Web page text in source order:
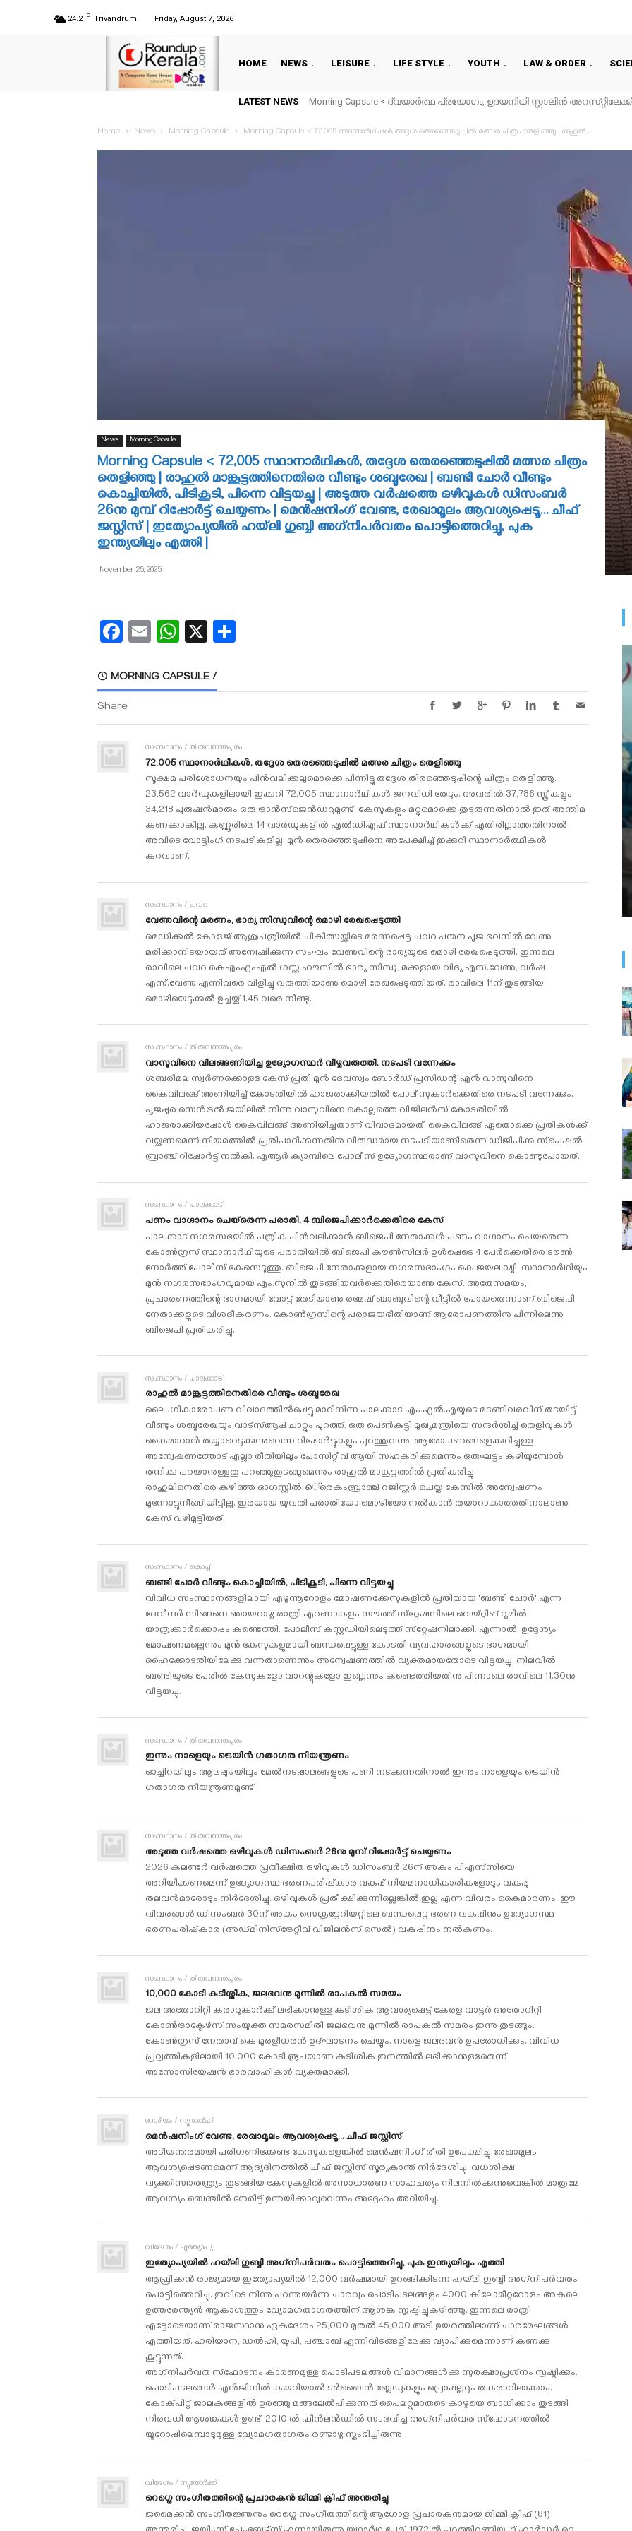
24.2 C Trivandrum Friday, August 7, 2026
HOME NEWS LEISURE LIFE STYLE YOUTH LAW & ORDER
LATEST NEWS
Morning Capsule < ദ്വയാർത്ഥ പ്രയോഗം, ഉദയനിധി സ്റ്റാലിൻ
Home
News Morning Capsule Morning Capsule < 72,005 സ്ഥാനാര്‍ഥികള്‍, തദ്ദേശ തെരഞ്ഞെടുപ്പില്‍ മത്സര ചിത്രം തെളിഞ്ഞു | രാഹുല്‍...
News Morning Capsule
Morning Capsule < 72,005 സ്ഥാനാര്‍ഥികള്‍, തദ്ദേശ തെരഞ്ഞെടുപ്പില്‍ മത്സര ചിത്രം
തെളിഞ്ഞു | രാഹുല്‍ മാങ്കൂട്ടത്തിനെതിരെ വീണ്ടും ശബ്ദരേഖ | ബണ്ടി ചോര്‍ വീണ്ടും
കൊച്ചിയില്‍, പിടികൂടി, പിന്നെ വിട്ടയച്ചു | അടുത്ത വര്‍ഷത്തെ ഒഴിവുകള്‍ ഡിസംബര്‍
26നു മുമ്പ് റിപ്പോര്‍ട്ട് ചെയ്യണം | മെന്‍ഷനിംഗ് വേണ്ട, രേഖാമൂലം ആവശ്യപ്പെടൂ… ചീഫ്
ജസ്റ്റിസ് | ഇത്യോപ്യയില്‍ ഹയ്‌ലി ഗുബ്ബി അഗ്‌നിപര്‍വതം പൊട്ടിത്തെറിച്ചു, പുക
ഇന്ത്യയിലും എത്തി |
November 25, 2025
Facebook
EmailWhatsApp
X
MORNING CAPSULE /
Share
സംസ്ഥാനം / തിരുവനന്തപുരം
72,005 സ്ഥാനാര്‍ഥികള്‍, തദ്ദേശ തെരഞ്ഞെടുപ്പില്‍ മത്സര ചിത്രം തെളിഞ്ഞു
സൂക്ഷമ പരിശോധനയും പിന്‍വലിക്കലുമൊക്കെ പിന്നിട്ടു തദ്ദേശ തിരഞ്ഞെടുപ്പിന്റെ ചിത്രം തെളിഞ്ഞു.
23,562 വാര്‍ഡുകളിലായി ഇക്കുറി 72,005 സ്ഥാനാര്‍ഥികള്‍ ജനവിധി തേടും. അവരില്‍ 37,786 സ്ത്രീകളും
34,218 പുരുഷന്‍മാരും ഒരു ട്രാന്‍സ്‌ജെന്‍ഡറുമുണ്ട്. കേസുകളും മറ്റുമൊക്കെ തുടരുന്നതിനാല്‍ ഇത് അന്തിമ
കണക്കാകില്ല. കണ്ണൂരിലെ 14 വാര്‍ഡുകളില്‍ എല്‍ഡിഎഫ് സ്ഥാനാര്‍ഥികള്‍ക്ക് എതിരില്ലാത്തതിനാല്‍
അവിടെ വോട്ടിംഗ് നടപടികളില്ല. മുന്‍ തെരഞ്ഞെടുപ്പിനെ അപേക്ഷിച്ച് ഇക്കുറി സ്ഥാനാര്‍ത്ഥികള്‍
കുറവാണ്.
സംസ്ഥാനം / ചവറ
വേണുവിന്റെ മരണം, ഭാര്യ സിന്ധുവിന്റെ മൊഴി രേഖപ്പെടുത്തി
മെഡിക്കല്‍ കോളജ് ആശുപത്രിയില്‍ ചികിത്സയ്ക്കിടെ മരണപ്പെട്ട ചവറ പന്മന പൂജ ഭവനില്‍ വേണു
മരിക്കാനിടയായത് അന്വേഷിക്കുന്ന സംഘം വേണുവിന്റെ ഭാര്യയുടെ മൊഴി രേഖപ്പെടുത്തി. ഇന്നലെ
രാവിലെ ചവറ കെഎംഎംഎല്‍ ഗസ്റ്റ് ഹൗസില്‍ ഭാര്യ സിന്ധു, മക്കളായ വിദ്യ എസ്.വേണു, വര്‍ഷ
എസ്.വേണു എന്നിവരെ വിളിച്ചു വരുത്തിയാണു മൊഴി രേഖപ്പെടുത്തിയത്. രാവിലെ 11ന് തുടങ്ങിയ
മൊഴിയെടുക്കല്‍ ഉച്ചയ്ക്ക് 1.45 വരെ നീണ്ടു.
സംസ്ഥാനം / തിരുവനന്തപുരം
വാസുവിനെ വിലങ്ങണിയിച്ച ഉദ്യോഗസ്ഥര്‍ വീഴ്ചവരുത്തി, നടപടി വന്നേക്കും
ശബരിമല സ്വര്‍ണക്കൊള്ള കേസ് പ്രതി മുന്‍ ദേവസ്വം ബോര്‍ഡ് പ്രസിഡന്റ് എന്‍ വാസുവിനെ
കൈവിലങ്ങ് അണിയിച്ച് കോടതിയില്‍ ഹാജരാക്കിയതില്‍ പോലീസുകാര്‍ക്കെതിരെ നടപടി വന്നേക്കും.
പൂജപ്പുര സെന്‍ട്രല്‍ ജയിലില്‍ നിന്നു വാസുവിനെ കൊല്ലത്തെ വിജിലന്‍സ് കോടതിയില്‍
ഹാജരാക്കിയപ്പോള്‍ കൈവിലങ്ങ് അണിയിച്ചതാണ് വിവാദമായത്. കൈവിലങ്ങ് ഏതൊക്കെ പ്രതികള്‍ക്ക്
വയ്ക്കണമെന്ന് നിയമത്തില്‍ പ്രതിപാദിക്കുന്നതിനു വിരുദ്ധമായ നടപടിയാണിതെന്ന് ഡിജിപിക്ക് സ്‌പെഷല്‍
ബ്രാഞ്ച് റിപ്പോര്‍ട്ട് നല്‍കി. എആര്‍ ക്യാമ്പിലെ പോലീസ് ഉദ്യോഗസ്ഥരാണ് വാസുവിനെ കൊണ്ടുപോയത്.
സംസ്ഥാനം / പാലക്കാട്
പണം വാഗ്ദാനം ചെയ്‌തെന്ന പരാതി, 4 ബിജെപിക്കാര്‍ക്കെതിരെ കേസ്
പാലക്കാട് നഗരസഭയില്‍ പത്രിക പിന്‍വലിക്കാന്‍ ബിജെപി നേതാക്കള്‍ പണം വാഗ്ദാനം ചെയ്‌തെന്ന
കോണ്‍ഗ്രസ് സ്ഥാനാര്‍ഥിയുടെ പരാതിയില്‍ ബിജെപി കൗണ്‍സിലര്‍ ഉള്‍പ്പെടെ 4 പേര്‍ക്കെതിരെ ടൗണ്‍
നോര്‍ത്ത് പോലീസ് കേസെടുത്തു. ബിജെപി നേതാക്കളായ നഗരസഭാംഗം കെ.ജയലക്ഷ്മി, സ്ഥാനാര്‍ഥിയും
മുന്‍ നഗരസഭാംഗവുമായ എം.സുനില്‍ തുടങ്ങിയവര്‍ക്കെതിരെയാണു കേസ്. അതേസമയം,
പ്രചാരണത്തിന്റെ ഭാഗമായി വോട്ട് തേടിയാണു രമേഷ് ബാബുവിന്റെ വീട്ടില്‍ പോയതെന്നാണ് ബിജെപി
നേതാക്കളുടെ വിശദീകരണം. കോണ്‍ഗ്രസിന്റെ പരാജയഭീതിയാണ് ആരോപണത്തിനു പിന്നിലെന്നു
ബിജെപി പ്രതികരിച്ചു.
സംസ്ഥാനം / പാലക്കാട്
രാഹുല്‍ മാങ്കൂട്ടത്തിനെതിരെ വീണ്ടും ശബ്ദരേഖ
ലൈംഗികാരോപണ വിവാദത്തില്‍പ്പെട്ടു മാറിനിന്ന പാലക്കാട് എം.എല്‍.എയുടെ മടങ്ങിവരവിന് തടയിട്ട്
വീണ്ടും ശബ്ദരേഖയും വാട്‌സ്ആപ്പ് ചാറ്റും പുറത്ത്. ഒരു പെണ്‍കുട്ടി മുഖ്യമന്ത്രിയെ സന്ദര്‍ശിച്ച് തെളിവുകള്‍
കൈമാറാന്‍ തയ്യാറെടുക്കുന്നുവെന്ന റിപ്പോര്‍ട്ടുകളും പുറത്തുവന്നു. ആരോപണങ്ങളെക്കുറിച്ചുള്ള
അന്വേഷണത്തോട് എല്ലാ രീതിയിലും പോസിറ്റീവ് ആയി സഹകരിക്കുമെന്നും ഒരുഘട്ടം കഴിയുമ്പോള്‍
തനിക്കു പറയാനുള്ളതു പറഞ്ഞുതുടങ്ങുമെന്നും രാഹുല്‍ മാങ്കൂട്ടത്തില്‍ പ്രതികരിച്ചു.
രാഹുലിനെതിരെ കഴിഞ്ഞ ഓഗസ്റ്റില്‍ െ്രെകംബ്രാഞ്ച് റജിസ്റ്റര്‍ ചെയ്ത കേസില്‍ അന്വേഷണം
മുന്നോട്ടുനീങ്ങിയിട്ടില്ല. ഇരയായ യുവതി പരാതിയോ മൊഴിയോ നല്‍കാന്‍ തയാറാകാത്തതിനാലാണു
കേസ് വഴിമുട്ടിയത്.
സംസ്ഥാനം / കൊച്ചി
ബണ്ടി ചോര്‍ വീണ്ടും കൊച്ചിയില്‍, പിടികൂടി, പിന്നെ വിട്ടയച്ചു
വിവിധ സംസ്ഥാനങ്ങളിലായി എഴുന്നൂറോളം മോഷണക്കേസുകളില്‍ പ്രതിയായ 'ബണ്ടി ചോര്‍' എന്ന
ദേവീന്ദര്‍ സിങ്ങനെ ഞായറാഴ്ച രാത്രി എറണാകുളം സൗത്ത് സ്‌റ്റേഷനിലെ വെയ്റ്റിങ് റൂമില്‍
യാത്രക്കാര്‍ക്കൊപ്പം കണ്ടെത്തി. പോലീസ് കസ്റ്റഡിയിലെടുത്ത് സ്‌റ്റേഷനിലാക്കി. എന്നാല്‍, ഉദ്ദേശ്യം
മോഷണമല്ലെന്നും മുന്‍ കേസുകളുമായി ബന്ധപ്പെട്ടുള്ള കോടതി വ്യവഹാരങ്ങളുടെ ഭാഗമായി
ഹൈക്കോടതിയിലേക്കു വന്നതാണെന്നും അന്വേഷണത്തില്‍ വ്യക്തമായതോടെ വിട്ടയച്ചു. നിലവില്‍
ബണ്ടിയുടെ പേരില്‍ കേസുകളോ വാറന്റുകളോ ഇല്ലെന്നും കണ്ടെത്തിയതിനു പിന്നാലെ രാവിലെ 11.30നു
വിട്ടയച്ചു.
സംസ്ഥാനം / തിരുവനന്തപുരം
ഇന്നും നാളെയും ട്രെയിന്‍ ഗതാഗത നിയന്ത്രണം
ഓച്ചിറയിലും ആലപ്പുഴയിലും മേല്‍നടപ്പാലങ്ങളുടെ പണി നടക്കുന്നതിനാല്‍ ഇന്നും നാളെയും ട്രെയിന്‍
ഗതാഗത നിയന്ത്രണമുണ്ട്.
സംസ്ഥാനം / തിരുവനന്തപുരം
അടുത്ത വര്‍ഷത്തെ ഒഴിവുകള്‍ ഡിസംബര്‍ 26നു മുമ്പ് റിപ്പോര്‍ട്ട് ചെയ്യണം
2026 കലണ്ടര്‍ വര്‍ഷത്തെ പ്രതീക്ഷിത ഒഴിവുകള്‍ ഡിസംബര്‍ 26ന് അകം പിഎസ്‌സിയെ
അറിയിക്കണമെന്ന് ഉദ്യോഗസ്ഥ ഭരണപരിഷ്‌കാര വകുപ്പ് നിയമനാധികാരികളോടും വകുപ്പു
തലവന്‍മാരോടും നിര്‍ദേശിച്ചു. ഒഴിവുകള്‍ പ്രതീക്ഷിക്കുന്നില്ലെങ്കില്‍ ഇല്ല എന്ന വിവരം കൈമാറണം. ഈ
വിവരങ്ങള്‍ ഡിസംബര്‍ 30ന് അകം സെക്രട്ടേറിയറ്റിലെ ബന്ധപ്പെട്ട ഭരണ വകുപ്പിനും ഉദ്യോഗസ്ഥ
ഭരണപരിഷ്‌കാര (അഡ്മിനിസ്‌ട്രേറ്റീവ് വിജിലന്‍സ് സെല്‍) വകുപ്പിനും നല്‍കണം.
സംസ്ഥാനം / തിരുവനന്തപുരം
10,000 കോടി കുടിശ്ശിക, ജലഭവനു മുന്നില്‍ രാപകല്‍ സമയം
ജല അതോറിറ്റി കരാറുകാര്‍ക്ക് ലഭിക്കാനുള്ള കുടിശിക ആവശ്യപ്പെട്ട് കേരള വാട്ടര്‍ അതോറിറ്റി
കോണ്‍ട്രാക്ടേഴ്‌സ് സംയുക്ത സമരസമിതി ജലഭവനു മുന്നില്‍ രാപകല്‍ സമരം ഇന്നു തുടങ്ങും.
കോണ്‍ഗ്രസ് നേതാവ് കെ.മുരളീധരന്‍ ഉദ്ഘാടനം ചെയ്യും. നാളെ ജലഭവന്‍ ഉപരോധിക്കും. വിവിധ
പ്രവൃത്തികളിലായി 10,000 കോടി രൂപയാണ് കുടിശിക ഇനത്തില്‍ ലഭിക്കാനുള്ളതെന്ന്
അസോസിയേഷന്‍ ഭാരവാഹികള്‍ വ്യക്തമാക്കി.
ദേശീയം / ന്യൂഡല്‍ഹി
മെന്‍ഷനിംഗ് വേണ്ട, രേഖാമൂലം ആവശ്യപ്പെടൂ... ചീഫ് ജസ്റ്റിസ്
അടിയന്തരമായി പരിഗണിക്കേണ്ട കേസുകളെങ്കില്‍ മെന്‍ഷനിംഗ് രീതി ഉപേക്ഷിച്ചു രേഖാമൂലം
ആവശ്യപ്പെടണമെന്ന് ആദ്യദിനത്തില്‍ ചീഫ് ജസ്റ്റിസ് സൂര്യകാന്ത് നിര്‍ദേശിച്ചു. വധശിക്ഷ,
വ്യക്തിസ്വാതന്ത്ര്യം തുടങ്ങിയ കേസുകളില്‍ അസാധാരണ സാഹചര്യം നിലനില്‍ക്കുന്നുവെങ്കില്‍ മാത്രമേ
ആവശ്യം ബെഞ്ചില്‍ നേരിട്ട് ഉന്നയിക്കാവുവെന്നും അദ്ദേഹം അറിയിച്ചു.
വിദേശം / എത്യോപ്യ
ഇത്യോപ്യയില്‍ ഹയ്‌ലി ഗുബ്ബി അഗ്‌നിപര്‍വതം പൊട്ടിത്തെറിച്ചു, പുക ഇന്ത്യയിലും എത്തി
ആഫ്രിക്കന്‍ രാജ്യമായ ഇത്യോപ്യയില്‍ 12,000 വര്‍ഷമായി ഉറങ്ങിക്കിടന്ന ഹയ്‌ലി ഗുബ്ബി അഗ്‌നിപര്‍വതം
പൊട്ടിത്തെറിച്ചു. ഇവിടെ നിന്നു പറന്നുയര്‍ന്ന ചാരവും പൊടിപടലങ്ങളും 4000 കിലോമീറ്ററോളം അകലെ
ഉത്തരേന്ത്യന്‍ ആകാശത്തും വ്യോമഗതാഗതത്തിന് ആശങ്ക സൃഷ്ടിച്ചുകഴിഞ്ഞു. ഇന്നലെ രാത്രി
എട്ടോടെയാണ് രാജസ്ഥാനു ഏകദേശം 25,000 മുതല്‍ 45,000 അടി ഉയരത്തിലാണ് ചാരമേഘങ്ങള്‍
എത്തിയത്. ഹരിയാന, ഡല്‍ഹി, യുപി, പഞ്ചാബ് എന്നിവിടങ്ങളിലേക്കു വ്യാപിക്കുമെന്നാണ് കണക്കു
കൂട്ടുന്നത്.
അഗ്‌നിപര്‍വത സ്‌ഫോടനം കാരണമുള്ള പൊടിപടലങ്ങള്‍ വിമാനങ്ങള്‍ക്കു സുരക്ഷാപ്രശ്‌നം സൃഷ്ടിക്കും.
പൊടിപടലങ്ങള്‍ എന്‍ജിനില്‍ കയറിയാല്‍ ടര്‍ബൈന്‍ ബ്ലേഡുകളും പ്രൊപ്പല്ലറും തകരാറിലാക്കാം.
കോക്പിറ്റ് ജാലകങ്ങളില്‍ ഉരഞ്ഞു മങ്ങലേല്‍പിക്കുന്നത് പൈലറ്റുമാരുടെ കാഴ്ചയെ ബാധിക്കാം തുടങ്ങി
നിരവധി ആശങ്കകള്‍ ഉണ്ട്. 2010 ല്‍ ഫിന്‍ലന്‍ഡില്‍ സംഭവിച്ച അഗ്‌നിപര്‍വത സ്‌ഫോടനത്തില്‍
യൂറോപ്പിലെമ്പാടുമുള്ള വ്യോമഗതാഗതം രണ്ടാഴ്ച സ്തംഭിച്ചിരുന്നു.
വിദേശം / ന്യൂയോര്‍ക്ക്
റെഗ്ഗെ സംഗീതത്തിന്റെ പ്രചാരകന്‍ ജിമ്മി ക്ലിഫ് അന്തരിച്ചു
ജമൈക്കന്‍ സംഗീതജ്ഞനും റെഗ്ഗെ സംഗീതത്തിന്റെ ആഗോള പ്രചാരകനുമായ ജിമ്മി ക്ലിഫ് (81)